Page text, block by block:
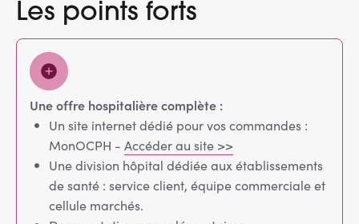
Les points forts
Une offre hospitalière complète :
Un site internet dédié pour vos commandes :
MonOCPH - Accéder au site >>
Une division hôpital dédiée aux établissements
de santé : service client, équipe commerciale et
cellule marchés.